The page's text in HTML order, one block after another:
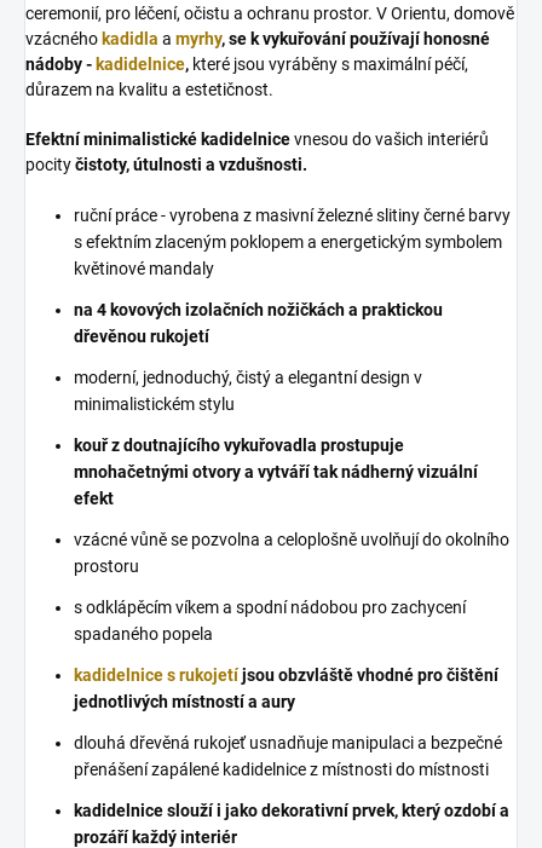
ceremonií, pro léčení, očistu a ochranu prostor. V Orientu, domově
vzácného kadidla a myrhy, se k vykuřování používají honosné
nádoby - kadidelnice, které jsou vyráběny s maximální péčí,
důrazem na kvalitu a estetičnost.
Efektní minimalistické kadidelnicevnesou do vašich interiérů
pocityčistoty, útulnosti a vzdušnosti.
ruční práce - vyrobena z masivní železné slitiny černé barvy
s efektním zlaceným poklopem a energetickým symbolem
květinové mandaly
na 4 kovových izolačních nožičkách a praktickou
dřevěnou rukojetí
moderní, jednoduchý, čistý a elegantní design v
minimalistickém stylu
kouř z doutnajícího vykuřovadla prostupuje
mnohačetnými otvory a vytváří tak nádherný vizuální
efekt
vzácné vůně se pozvolna a celoplošně uvolňují do okolního
prostoru
s odklápěcím víkem a spodní nádobou pro zachycení
spadaného popela
kadidelnice s rukojetíjsou obzvláště vhodné pro čištění
jednotlivých místností a aury
dlouhá dřevěná rukojeť usnadňuje manipulaci a bezpečné
přenášení zapálené kadidelnice z místnosti do místnosti
kadidelnice slouží i jako dekorativní prvek, který ozdobí a
prozáří každý interiér